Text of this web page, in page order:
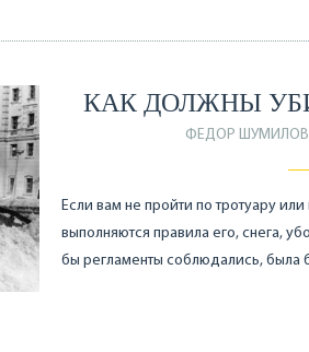
КАК ДОЛЖНЫ
ФЕДОР ШУМИЛОВ
Если вам не пройти по тротуару
выполняются правила его, снега,
бы регламенты соблюдались, была